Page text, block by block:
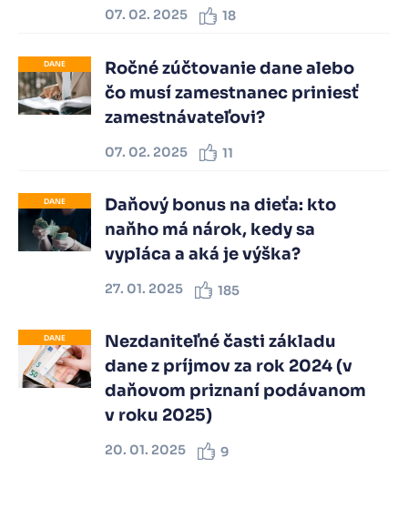
07. 02. 2025 18
DANE
Ročné zúčtovanie dane alebo
čo musí zamestnanec priniesť
zamestnávateľovi?
07. 02. 2025 11
DANE
Daňový bonus na dieťa: kto
naňho má nárok, kedy sa
vypláca a aká je výška?
27. 01. 2025 185
DANE
Nezdaniteľné časti základu
dane z príjmov za rok 2024 (v
daňovom priznaní podávanom
v roku 2025)
20. 01. 2025 9